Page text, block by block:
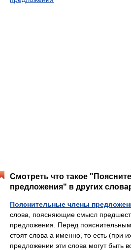
Смотреть что такое
предложения" в других
Пояснительные члены
слова, поясняющие смысл
предложения. Перед
стоят слова а именно, то есть (при
предложении эти слова могут быть